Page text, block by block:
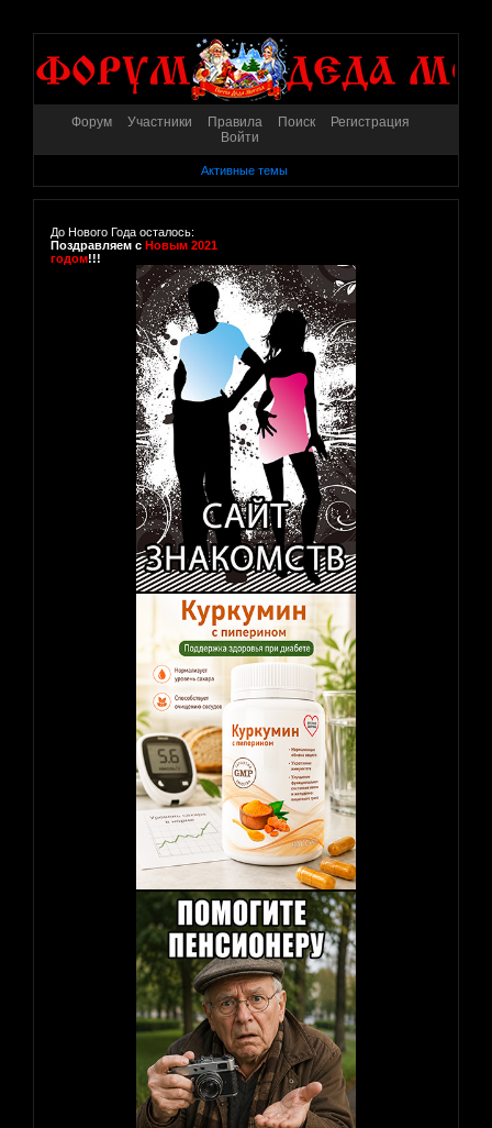
Форум Участники Правила Поиск
Регистрация
Войти
Активные темы
До Нового Года осталось:
Поздравляем с Новым 2021
годом!!!